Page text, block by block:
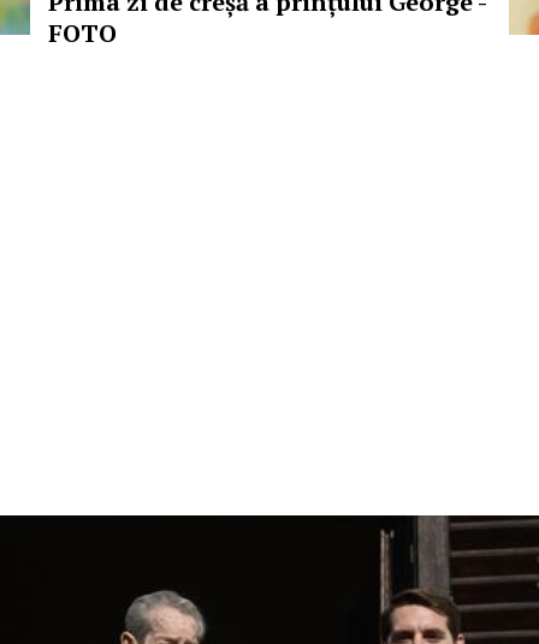
FOTO